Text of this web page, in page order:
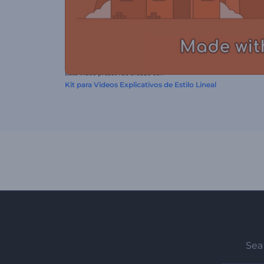
Este video preset fue creado con
Kit para Videos Explicativos de Estilo Lineal